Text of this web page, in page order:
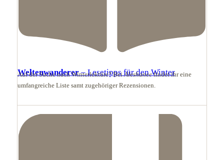
Weltenwanderer– Lesetipps für den Winter
Auf der Suche nach Winterlektüre? BeiAleshaneefindet ihr eine
umfangreiche Liste samt zugehöriger Rezensionen.